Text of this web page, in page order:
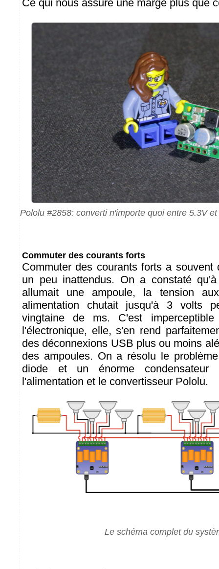
Ce qui nous assure une marge plus que
Pololu #2858: converti n'importe quoi entre 5.3V
Commuter des courants forts
Commuter des courants forts a souvent
un peu inattendus. On a constaté
allumait une ampoule, la tension
alimentation chutait jusqu'à 3 volts
vingtaine de ms. C'est
l'électronique, elle, s'en rend
des déconnexions USB plus ou moins
des ampoules. On a résolu le
diode et un énorme condensateur
l'alimentation et le convertisseur Pololu.
Le schéma complet du